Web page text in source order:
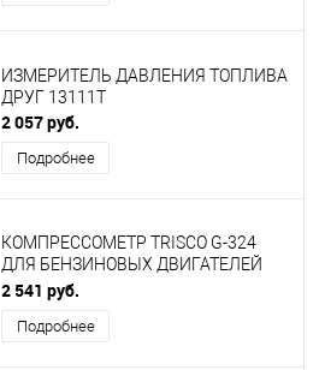
ИЗМЕРИТЕЛЬ ДАВЛЕНИЯ ТОПЛИВА
ДРУГ 13111Т
2 057 руб.
Подробнее
КОМПРЕССОМЕТР TRISCO G-324
ДЛЯ БЕНЗИНОВЫХ ДВИГАТЕЛЕЙ
«TRISCO» 81720
2 541 руб.
Подробнее